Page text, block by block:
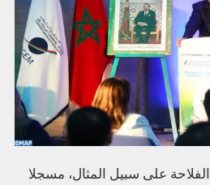
على سبيل المثال، مسجلا